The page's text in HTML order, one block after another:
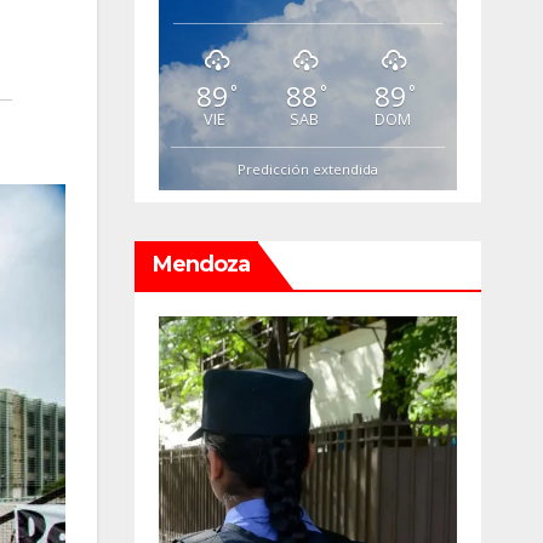
89 °
VIE
88 °
SAB
89 °
DOM
Predicción extendida
Mendoza